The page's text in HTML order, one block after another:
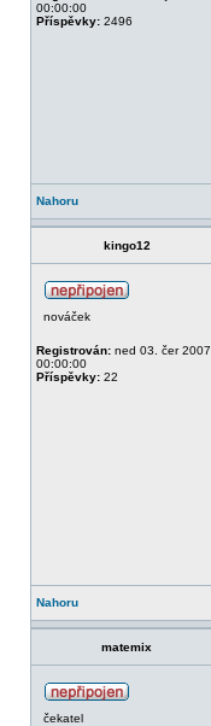
00:00:00
Příspěvky: 2496
Nahoru
kingo12
nováček
Registrován: ned 03. čer 2007
00:00:00
Příspěvky: 22
Nahoru
matemix
čekatel